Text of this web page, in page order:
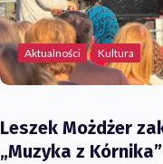
Aktualności Kultura
Leszek Możdżer
„Muzyka z Kórnika”